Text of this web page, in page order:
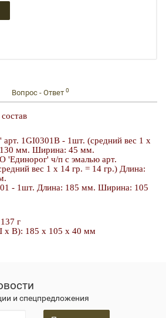
Вопрос - Ответ 0
1GI0301B - 1шт. (средний вес 1 х
130 мм. Ширина: 45 мм.
'Единорог' ч/п с эмалью арт.
вес 1 х 14 гр. = 14 гр.) Длина:
- 1шт. Длина: 185 мм. Ширина: 105
г
х В): 185 x 105 x 40 мм
и спецпредложения